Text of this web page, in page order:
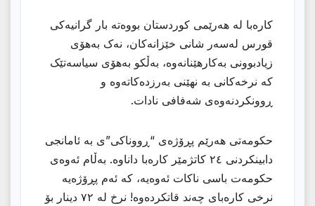
کارەبا لە هەرێمی کوردستان بووەتە بار گرانیەکى
قورس لەسەر شانی خێزانەکان، نەک بەهۆی
زیادبوونی بەکارهێنانەوە، بەڵکو بەهۆی سیاسەتێک
کە نرخەکانی بە نهێنی بەرزدەکاتەوە و
ڕوونکردنەوەی شەفافی نادات.
حکومەتی هەرێم پڕۆژەی “ڕووناکی”ی بە ئامانجی
دابینکردنی ٢٤ کاتژمێر کارەبا داناوە. بەڵام ئەوەی
حکومەت باسی ناکات ئەوەیە، کە ئەم پڕۆژەیە
نرخی کارەبای چەند قاتکردەوە! نرخ لە ٧٢ دینار بۆ